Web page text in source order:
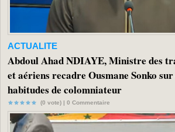
ACTUALITE
Abdoul Ahad NDIAYE, Ministre des
et aériens recadre Ousmane Sonko
habitudes de colomniateur
(0 vote) | 0 Commentaire